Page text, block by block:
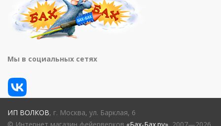
Мы в социальных сетях
ИП ВОЛКОВ, г. Москва, ул. Барклая, 6